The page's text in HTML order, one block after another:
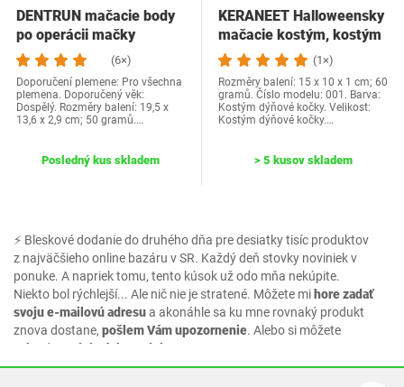
⚡ Bleskové dodanie do druhého dňa pre desiatky tisíc produktov
z najväčšieho online bazáru v SR. Každý deň stovky noviniek v
ponuke. A napriek tomu, tento kúsok už odo mňa nekúpite.
Niekto bol rýchlejší... Ale nič nie je stratené. Môžete mihore zadať
svoju e-mailovú adresua akonáhle sa ku mne rovnaký produkt
znova dostane, pošlem Vám upozornenie. Alebo si môžete
vybrať z podobných produktov.
DENTRUN mačacie body
po operácii mačky
rekonvalescenčný…
(6×)
Doporučení plemene: Pro všechna
plemena. Doporučený věk:
Dospělý. Rozměry balení: 19,5 x
13,6 x 2,9 cm; 50 gramů.…
Posledný kus skladem
KERANEET Halloweensky
mačacie kostým, kostým
pre domácich…(1×)
Rozměry balení: 15 x 10 x 1 cm; 60
gramů. Číslo modelu: 001. Barva:
Kostým dýňové kočky. Velikost:
Kostým dýňové kočky.…
> 5 kusov skladem